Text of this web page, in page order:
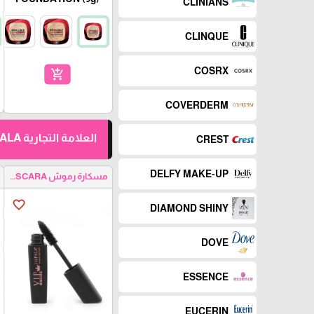
CLINIANS
CLINQUE
COSRX
COVERDERM
CREST
DELFY MAKE-UP
DIAMOND SHINY
DOVE
ESSENCE
EUCERIN
add_shopping_cart
العلامة التجارية IMPALA
مسكارة رموش LASH MASCARA
favorite_border